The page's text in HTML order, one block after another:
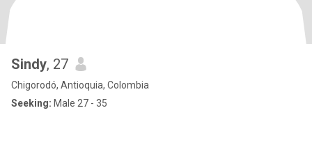
Sindy, 27
Chigorodó, Antioquia, Colombia
Seeking: Male 27 - 35